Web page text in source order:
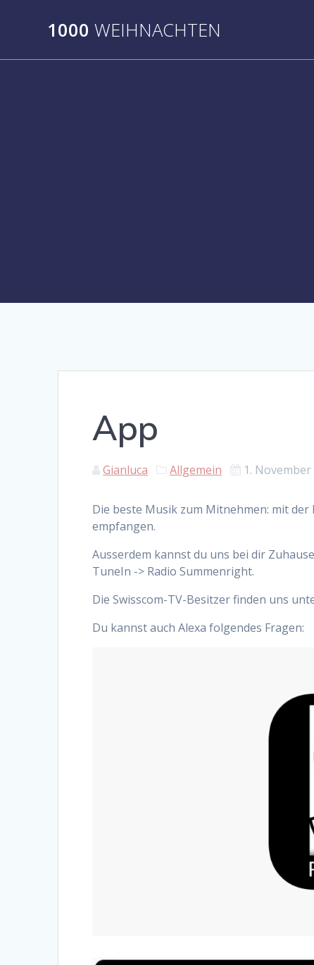
1000 WEIHNACHTEN
App
Gianluca Allgemein 1. November
Die beste Musik zum Mitnehmen: mit
empfangen.
Ausserdem kannst du uns bei dir
TuneIn -> Radio Summenright.
Die Swisscom-TV-Besitzer finden uns
Du kannst auch Alexa folgendes Fragen: